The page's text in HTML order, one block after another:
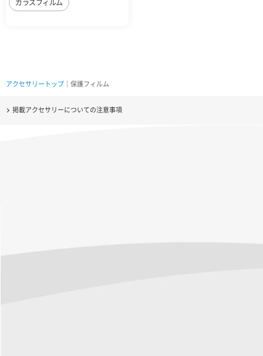
ガラスフィルム
アクセサリートップ ｜保護フィルム
掲載アクセサリーについての注意事項